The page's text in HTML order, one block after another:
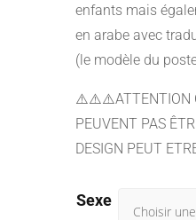
enfants mais
en arabe avec
(le modèle du
⚠️⚠️⚠️ATTENTION
PEUVENT PAS
DESIGN PEUT
Sexe